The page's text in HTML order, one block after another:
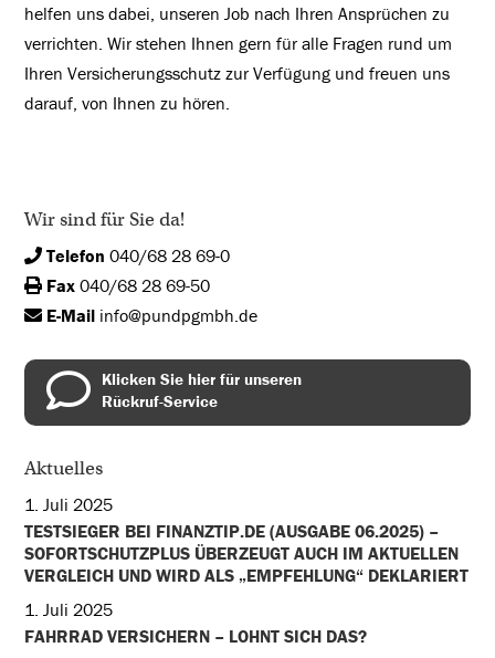
helfen uns dabei, unseren Job nach Ihren Ansprüchen zu
verrichten. Wir stehen Ihnen gern für alle Fragen rund um
Ihren Versicherungsschutz zur Verfügung und freuen uns
darauf, von Ihnen zu hören.
Wir sind für Sie da!
Telefon 040/68 28 69-0
Fax 040/68 28 69-50
E-Mail info@pundpgmbh.de
Klicken Sie hier für unseren
Rückruf-Service
Aktuelles
1. Juli 2025
TESTSIEGER BEI FINANZTIP.DE (AUSGABE 06.2025) –
SOFORTSCHUTZPLUS ÜBERZEUGT AUCH IM AKTUELLEN
VERGLEICH UND WIRD ALS „EMPFEHLUNG“ DEKLARIERT
1. Juli 2025
FAHRRAD VERSICHERN – LOHNT SICH DAS?